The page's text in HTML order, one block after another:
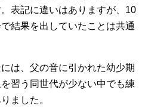
表記に違いはありますが、10
結果を出していたことは共通
は、父の音に引かれた幼少期
習う同世代が少ない中でも練
ました。